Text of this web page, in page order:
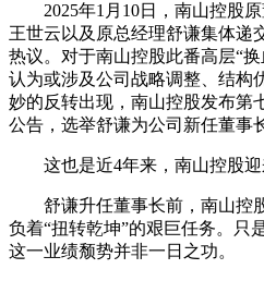
2025年1月10日，南山控股原
王世云以及原总经理舒谦集体递
热议。对于南山控股此番高层“
认为或涉及公司战略调整、结构
妙的反转出现，南山控股发布第
公告，选举舒谦为公司新任董事
这也是近4年来，南山控股迎
舒谦升任董事长前，南山控
负着“扭转乾坤”的艰巨任务。只
这一业绩颓势并非一日之功。